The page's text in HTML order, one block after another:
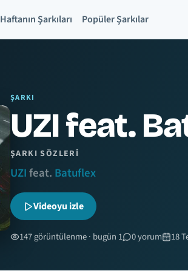
Haftanın Şarkıları Popüler Şarkılar
ŞARKI
UZI feat.
ŞARKI SÖZLERI
UZIfeat. Batuflex
Videoyu izle
147 görüntülenme · bugün 1 0 yorum 18